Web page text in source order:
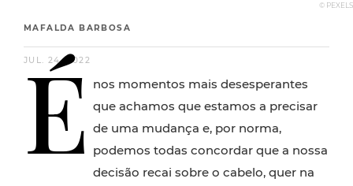
© PEXELS
MAFALDA BARBOSA
JUL. 24, 2022
É nos momentos mais desesperantes
que achamos que estamos a precisar
de uma mudança e, por norma,
podemos todas concordar que a nossa
decisão recai sobre o cabelo, quer na